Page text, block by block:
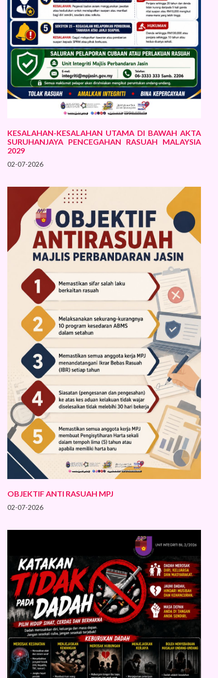
KESALAHAN-KESALAHAN UTAMA DI BAWAH AKTA
SURUHANJAYA PENCEGAHAN RASUAH MALAYSIA
2029
02-07-2026
OBJEKTIF ANTI RASUAH MPJ
02-07-2026